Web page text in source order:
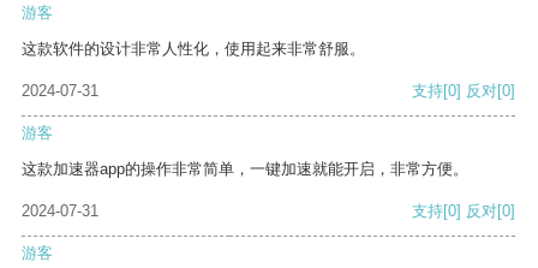
游客
这款软件的设计非常人性化，使用起来非常舒服。
2024-07-31 支持[0] 反对[0]
游客
这款加速器app的操作非常简单，一键加速就能开启，非常方便。
2024-07-31 支持[0] 反对[0]
游客